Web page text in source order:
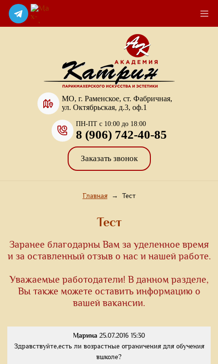
МО, г. Раменское, ст. Фабричная,
ул. Октябрьская, д.3, оф.1
ПН-ПТ с 10:00 до 18:00
8 (906) 742-40-85
Заказать звонок
Главная → Тест
Тест
Заранее благодарны Вам за уделенное время
и за оставленный отзыв о нас и нашей работе.
Уважаемые работодатели! В данном разделе,
Вы также можете оставить информацию о
вашей вакансии.
Марина 25.07.2016 15:30
Здравствуйте,есть ли возрастные ограничения для обучения
вшколе?